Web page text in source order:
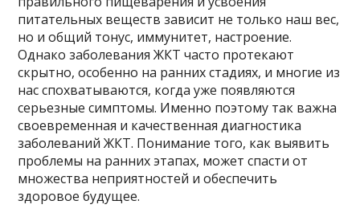
питательных веществ зависит не только наш вес,
но и общий тонус, иммунитет, настроение.
Однако заболевания ЖКТ часто протекают
скрытно, особенно на ранних стадиях, и многие из
нас спохватываются, когда уже появляются
серьезные симптомы. Именно поэтому так важна
своевременная и качественная диагностика
заболеваний ЖКТ. Понимание того, как выявить
проблемы на ранних этапах, может спасти от
множества неприятностей и обеспечить
здоровое будущее.